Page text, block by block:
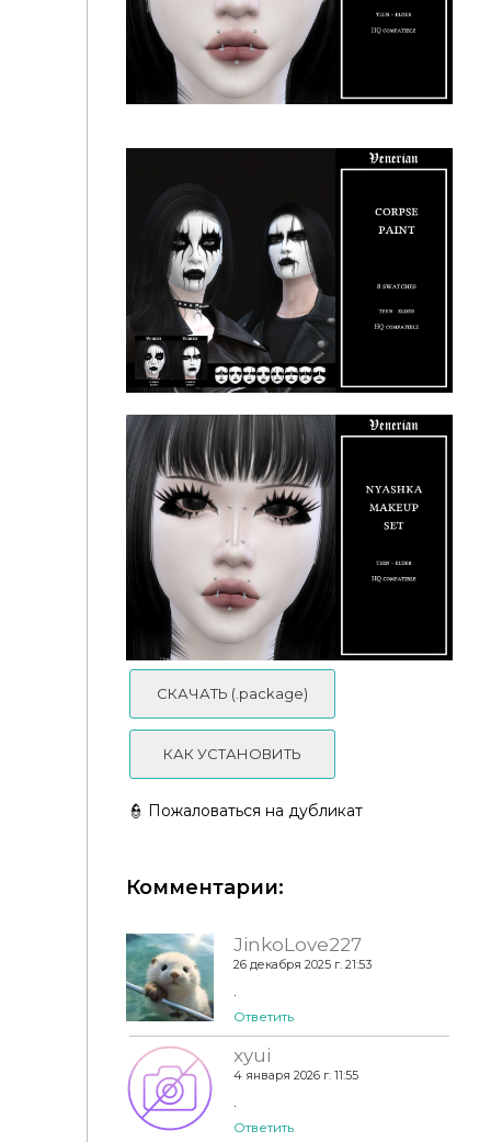
Frost Eyelashes by Venerian
Няшка ресницы, Nyashka Eyelashes by Venerian
Corpse Paint by Venerian
Nyashka makeup set
СКАЧАТЬ (.package)
КАК УСТАНОВИТЬ
👮 Пожаловаться на дубликат
Комментарии:
JinkoLove227
26 декабря 2025 г. 21:53
Ответить
xyui
4 января 2026 г. 11:55
Ответить